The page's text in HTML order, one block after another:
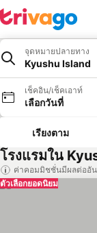
จุดหมายปลายทาง
Kyushu Island
เช็คอิน/เช็คเอาท์
เลือกวันที่
เรียงตาม
โรงแรมใน
ค่าคอมมิชชั่นมีผลต่ออัน
ตัวเลือกยอดนิยม